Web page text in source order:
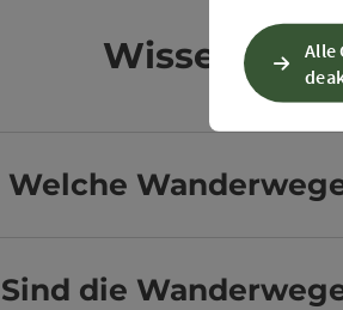
Welche
Sind die
Alle